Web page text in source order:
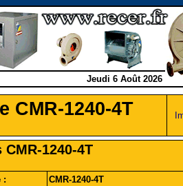
Jeudi 6 Août 2026
CMR-1240-4T
1240-4T
:
CMR-1240-4T